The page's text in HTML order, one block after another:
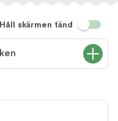
Håll skärmen tänd